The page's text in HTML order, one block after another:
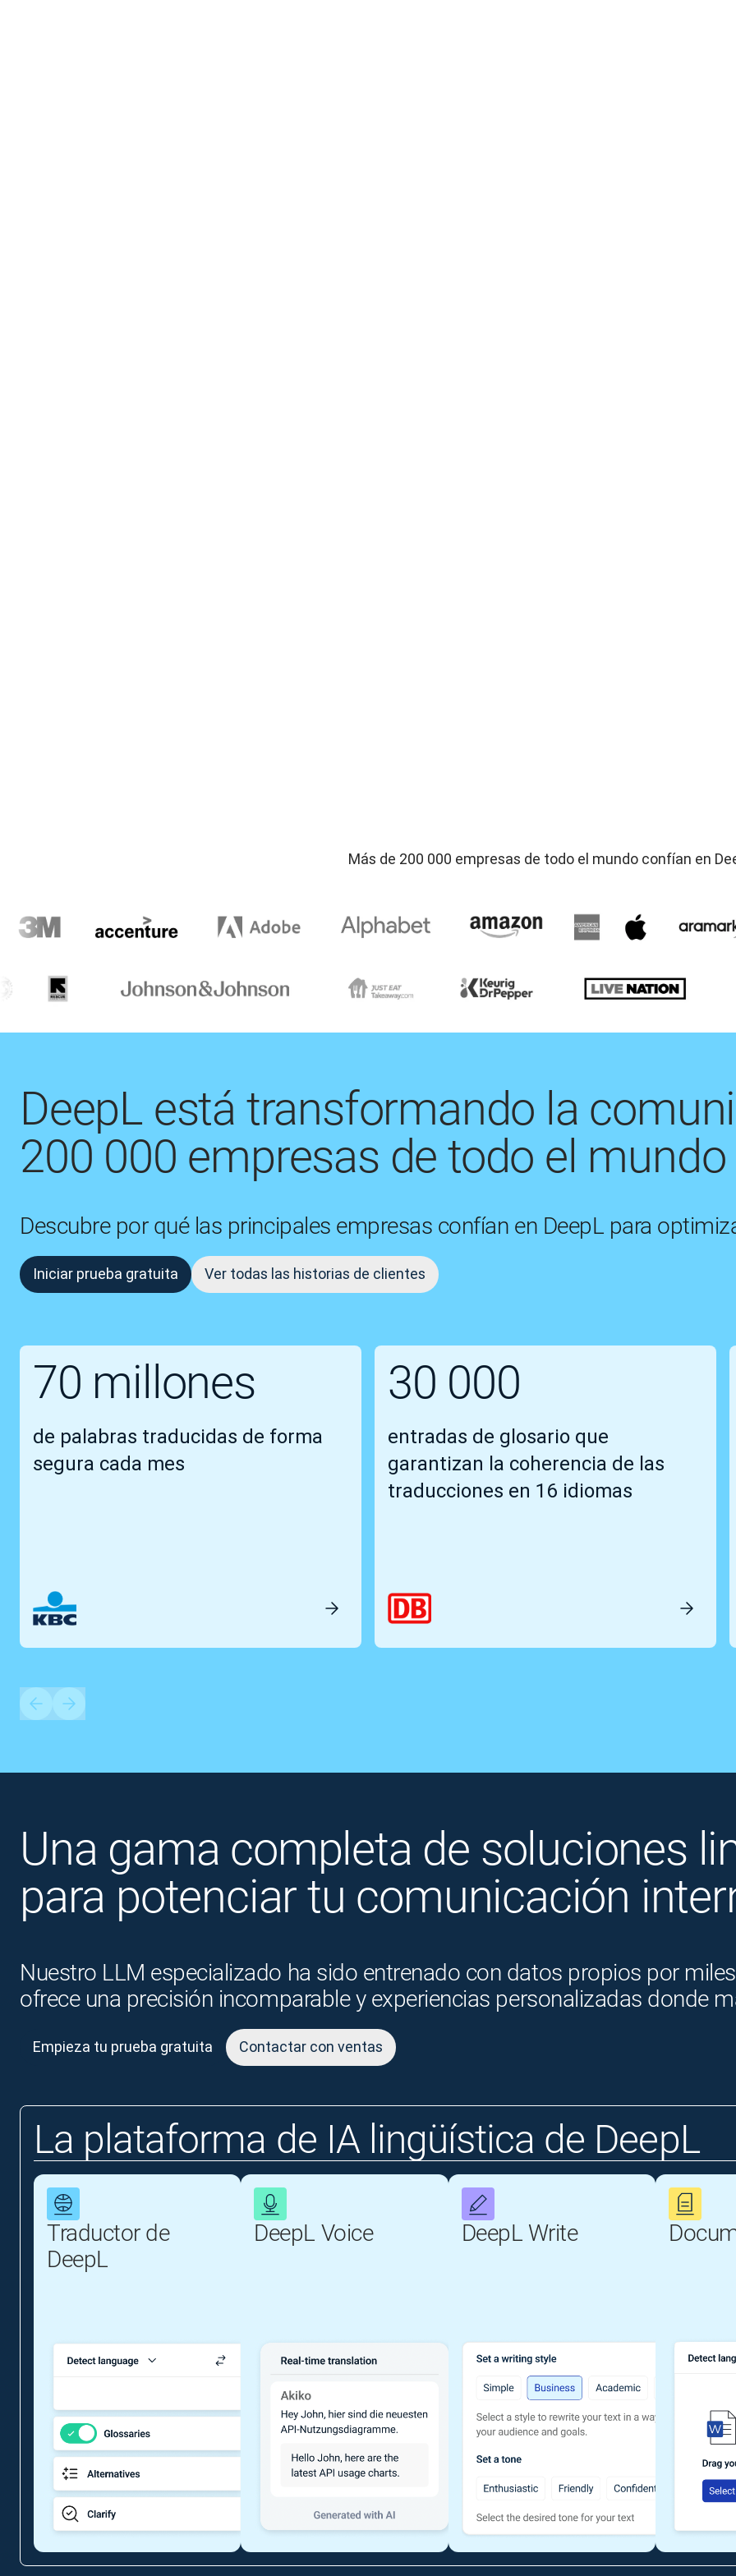
Más de 200 000 empresas de todo el mundo confían en
DeepL está transformando la
200 000 empresas de todo el mundo
Descubre por qué las principales empresas confían en DeepL para
Iniciar prueba gratuita Ver todas las historias de clientes
70 millones
de palabras traducidas de forma
segura cada mes
30 000
entradas de glosario que
garantizan la coherencia de las
traducciones en 16 idiomas
Una gama completa de soluciones
para potenciar tu comunicación
Nuestro LLM especializado ha sido entrenado con datos propios por
ofrece una precisión incomparable y experiencias personalizadas donde
Empieza tu prueba gratuita Contactar con ventas
La plataforma de IA lingüística de DeepL
Traductor de
DeepL
DeepL Voice DeepL Write